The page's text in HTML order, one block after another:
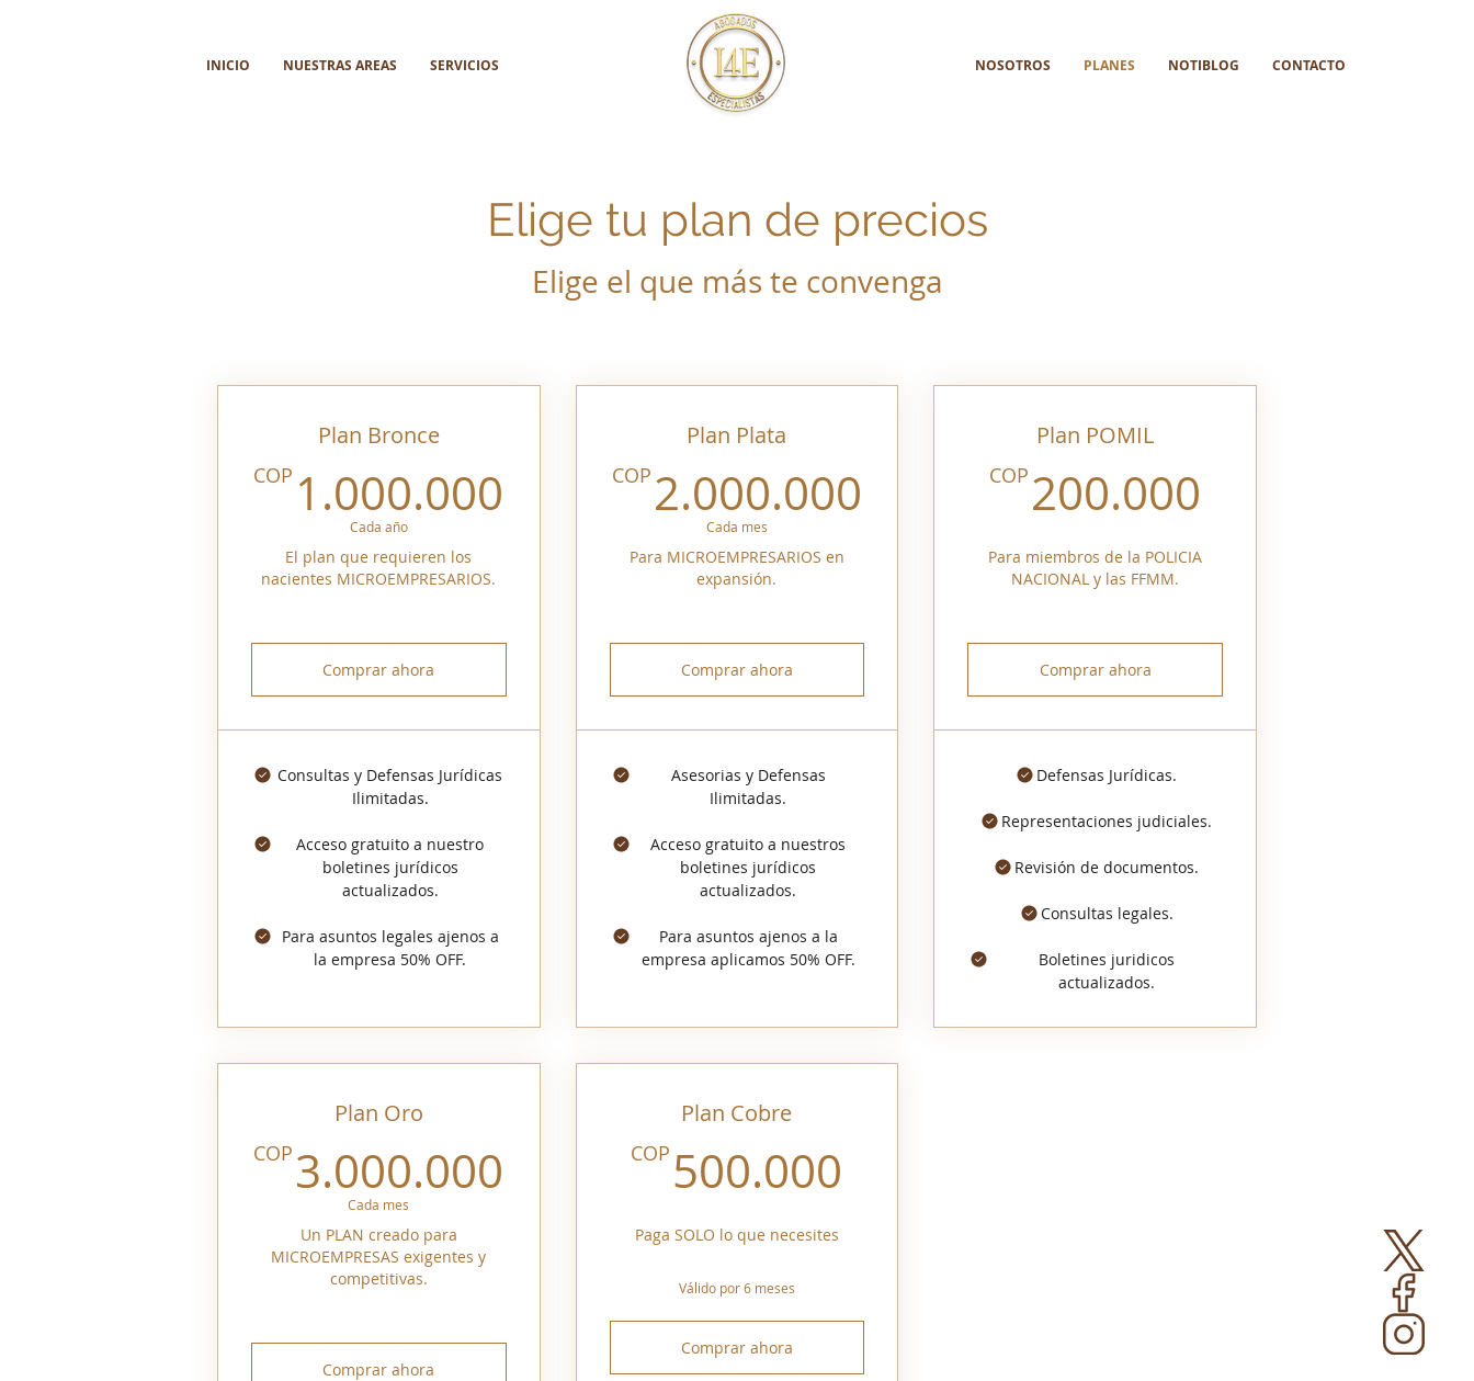
INICIO NUESTRAS AREAS SERVICIOS NOSOTROS PLANES NOTIBLOG CONTACTO
Elige tu plan de precios
Elige el que más te convenga
Plan Bronce
COP 1.000.000 1.000.000COP
Cada año
El plan que requieren los
nacientes MICROEMPRESARIOS.
Comprar ahora
Consultas y Defensas Jurídicas
Ilimitadas.
Acceso gratuito a nuestro
boletines jurídicos
actualizados.
Para asuntos legales ajenos a
la empresa 50% OFF.
Plan Plata
COP 2.000.000 2.000.000COP
Cada mes
Para MICROEMPRESARIOS en
expansión.
Comprar ahora
Asesorias y Defensas
Ilimitadas.
Acceso gratuito a nuestros
boletines jurídicos
actualizados.
Para asuntos ajenos a la
empresa aplicamos 50% OFF.
Plan POMIL
COP 200.000
Para miembros de la POLICIA
NACIONAL y las FFMM.
Comprar ahora
Defensas Jurídicas.
Representaciones judiciales.
Revisión de documentos.
Consultas legales.
Boletines juridicos
actualizados.
Plan Oro
COP 3.000.000 3.000.000COP
Cada mes
Un PLAN creado para
MICROEMPRESAS exigentes y
competitivas.
Comprar ahora
Plan Cobre
COP 500.000
Paga SOLO lo que necesites
Válido por 6 meses
Comprar ahora